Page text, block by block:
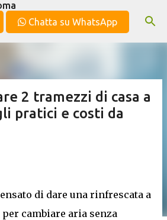
ai contenuti principali
Chatta su WhatsApp
2 tramezzi di casa a
pratici e costi da
di dare una rinfrescata a
cambiare aria senza